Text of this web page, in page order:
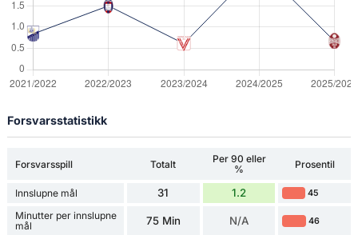
Forsvarsstatistikk
Forsvarsspill Totalt
Per 90 eller
%
Prosentil
Innslupne mål 31 1.2 45
Minutter per innslupne
mål
75 Min N/A 46